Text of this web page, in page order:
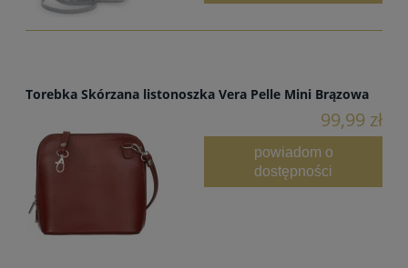
Torebka Skórzana listonoszka Vera Pelle Mini Brązowa
99,99 zł
powiadom o
dostępności